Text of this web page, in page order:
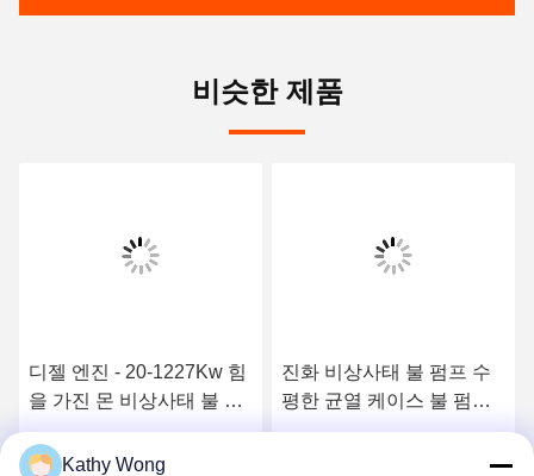
비슷한 제품
디젤 엔진 - 20-1227Kw 힘
을 가진 몬 비상사태 불 펌
프는 NFPA20 찬성했습니
다
진화 비상사태 불 펌프 수
평한 균열 케이스 불 펌프
NFPA20 기준
Kathy Wong